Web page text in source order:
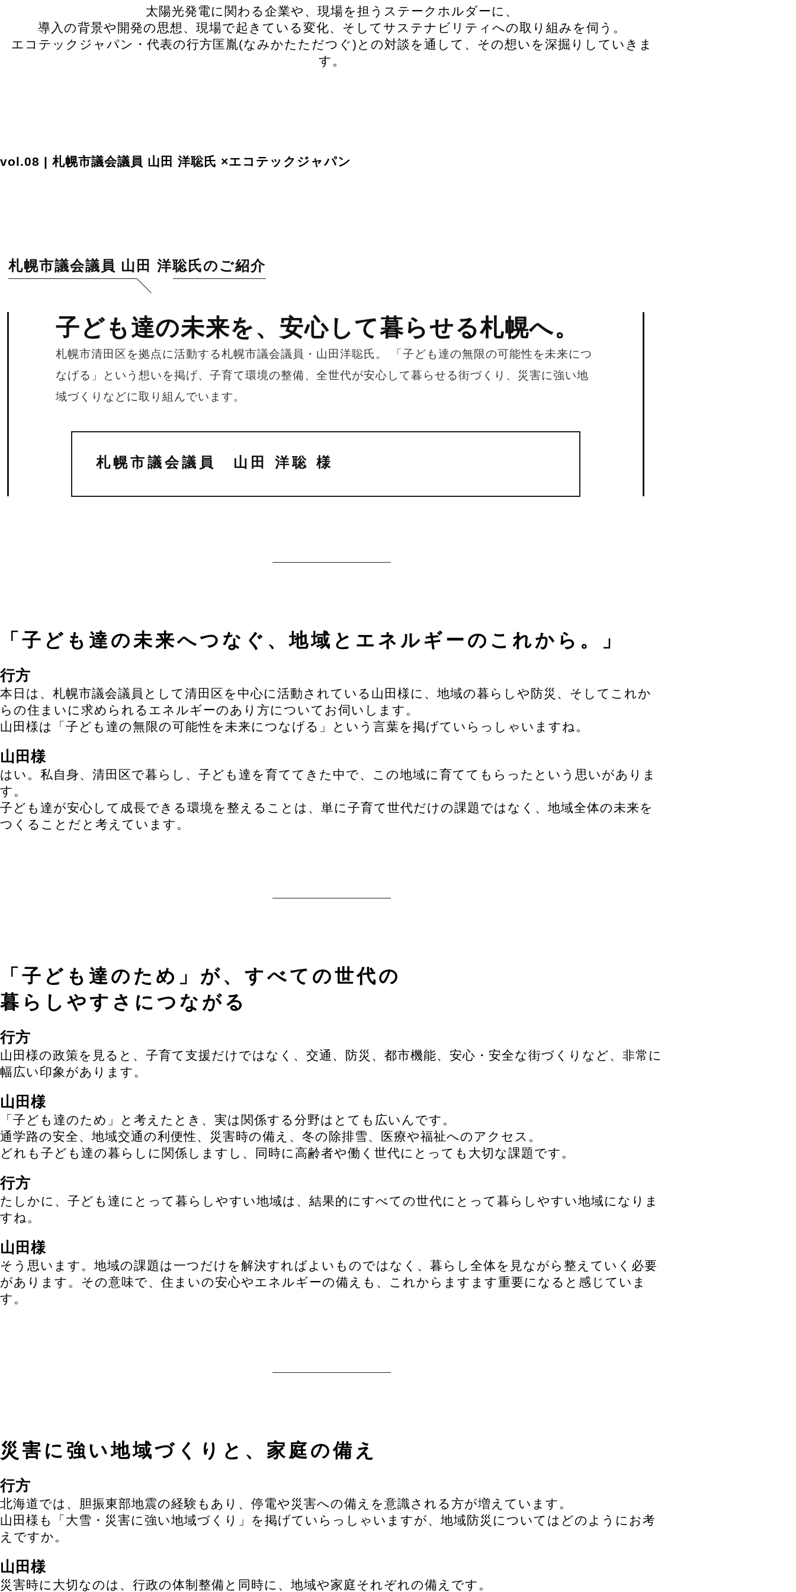
太陽光発電に関わる企業や、現場を担うステークホルダーに、
導入の背景や開発の思想、現場で起きている変化、そしてサステナビリティへの取り組みを伺う。
エコテックジャパン・代表の行方匡胤(なみかたただつぐ)との対談を通して、その想いを深掘りしていきま
す。
vol.08 | 札幌市議会議員 山田 洋聡氏 ×エコテックジャパン
札幌市議会議員 山田 洋聡氏のご紹介
子ども達の未来を、安心して暮らせる札幌へ。
札幌市清田区を拠点に活動する札幌市議会議員・山田洋聡氏。 「子ども達の無限の可能性を未来につ
なげる」という想いを掲げ、子育て環境の整備、全世代が安心して暮らせる街づくり、災害に強い地
域づくりなどに取り組んでいます。
札幌市議会議員 山田 洋聡 様
「子ども達の未来へつなぐ、地域とエネルギーのこれから。」
行方
本日は、札幌市議会議員として清田区を中心に活動されている山田様に、地域の暮らしや防災、そしてこれか
らの住まいに求められるエネルギーのあり方についてお伺いします。
山田様は「子ども達の無限の可能性を未来につなげる」という言葉を掲げていらっしゃいますね。
山田様
はい。私自身、清田区で暮らし、子ども達を育ててきた中で、この地域に育ててもらったという思いがありま
す。
子ども達が安心して成長できる環境を整えることは、単に子育て世代だけの課題ではなく、地域全体の未来を
つくることだと考えています。
「子ども達のため」が、すべての世代の
暮らしやすさにつながる
行方
山田様の政策を見ると、子育て支援だけではなく、交通、防災、都市機能、安心・安全な街づくりなど、非常に
幅広い印象があります。
山田様
「子ども達のため」と考えたとき、実は関係する分野はとても広いんです。
通学路の安全、地域交通の利便性、災害時の備え、冬の除排雪、医療や福祉へのアクセス。
どれも子ども達の暮らしに関係しますし、同時に高齢者や働く世代にとっても大切な課題です。
行方
たしかに、子ども達にとって暮らしやすい地域は、結果的にすべての世代にとって暮らしやすい地域になりま
すね。
山田様
そう思います。地域の課題は一つだけを解決すればよいものではなく、暮らし全体を見ながら整えていく必要
があります。その意味で、住まいの安心やエネルギーの備えも、これからますます重要になると感じていま
す。
災害に強い地域づくりと、家庭の備え
行方
北海道では、胆振東部地震の経験もあり、停電や災害への備えを意識される方が増えています。
山田様も「大雪・災害に強い地域づくり」を掲げていらっしゃいますが、地域防災についてはどのようにお考
えですか。
山田様
災害時に大切なのは、行政の体制整備と同時に、地域や家庭それぞれの備えです。